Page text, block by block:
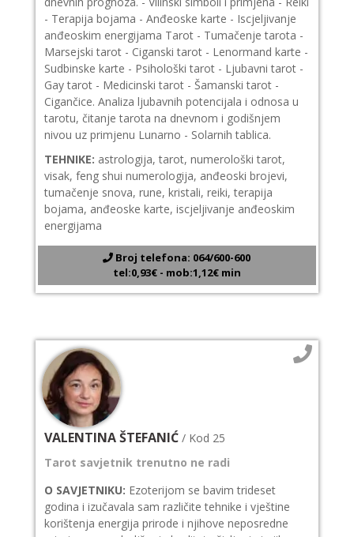
- Terapija bojama - Anđeoske karte - Iscjeljivanje
anđeoskim energijama Tarot - Tumačenje tarota -
Marsejski tarot - Ciganski tarot - Lenormand karte -
Sudbinske karte - Psihološki tarot - Ljubavni tarot -
Gay tarot - Medicinski tarot - Šamanski tarot -
Cigančice. Analiza ljubavnih potencijala i odnosa u
tarotu, čitanje tarota na dnevnom i godišnjem
nivou uz primjenu Lunarno - Solarnih tablica.
TEHNIKE: astrologija, tarot, numerološki tarot,
visak, feng shui numerologija, anđeoski brojevi,
tumačenje snova, rune, kristali, reiki, terapija
bojama, anđeoske karte, iscjeljivanje anđeoskim
energijama
Broj telefona: 064/600-600
tel:0,93€ - mob:1,12€ min
VALENTINA ŠTEFANIĆ / Kod 25
Tarot savjetnik trenutno ne radi
O SAVJETNIKU: Ezoterijom se bavim trideset
godina i izučavala sam različite tehnike i vještine
korištenja energija prirode i njihove neposredne